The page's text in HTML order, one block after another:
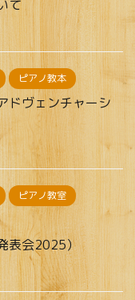
て
ピアノ教本
ドヴェンチャーシ
ピアノ教室
表会2025）